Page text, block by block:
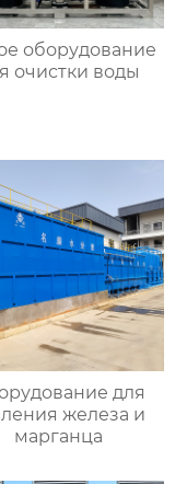
оборудование
очистки воды
для
железа и
марганца